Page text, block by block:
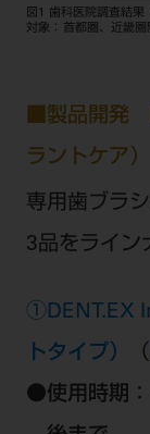
図1 歯科医院調査結果
対象：首都圏、近畿
■製品開発
ラントケア）
専用歯ブラ
3品をライン
①DENT.EX
トタイプ）
（
●使用時期